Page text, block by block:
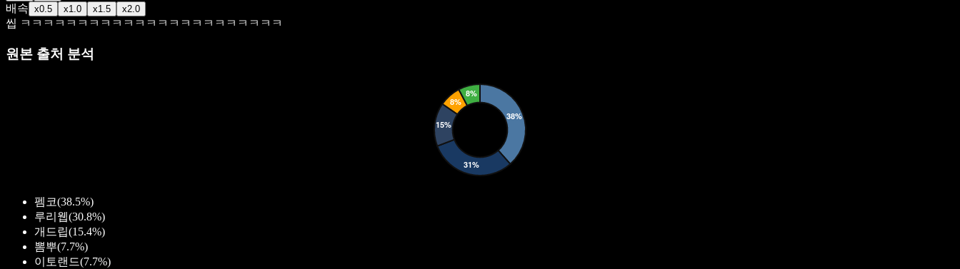
배속 x0.5 x1.0 x1.5 x2.0
씹 ㅋㅋㅋㅋㅋㅋㅋㅋㅋㅋㅋㅋㅋㅋㅋㅋㅋㅋㅋㅋㅋㅋㅋ
원본 출처 분석
펨코(38.5%)
루리웹(30.8%)
개드립(15.4%)
뽐뿌(7.7%)
이토랜드(7.7%)